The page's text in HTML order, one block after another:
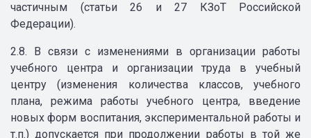
частичным (статьи 26 и 27 КЗоТ Российской
Федерации).
2.8. В связи с изменениями в организации работы
учебного центра и организации труда в учебный
центру (изменения количества классов, учебного
плана, режима работы учебного центра, введение
новых форм воспитания, экспериментальной работы и
т.п.) допускается при продолжении работы в той же